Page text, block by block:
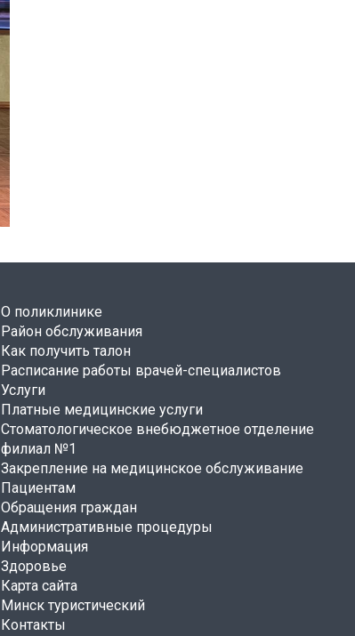
О поликлинике
Район обслуживания
Как получить талон
Расписание работы врачей-специалистов
Услуги
Платные медицинские услуги
Стоматологическое внебюджетное отделение
филиал №1
Закрепление на медицинское обслуживание
Пациентам
Обращения граждан
Административные процедуры
Информация
Здоровье
Карта сайта
Минск туристический
Контакты